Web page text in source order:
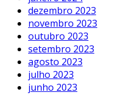
dezembro 2023
novembro 2023
outubro 2023
setembro 2023
agosto 2023
julho 2023
junho 2023